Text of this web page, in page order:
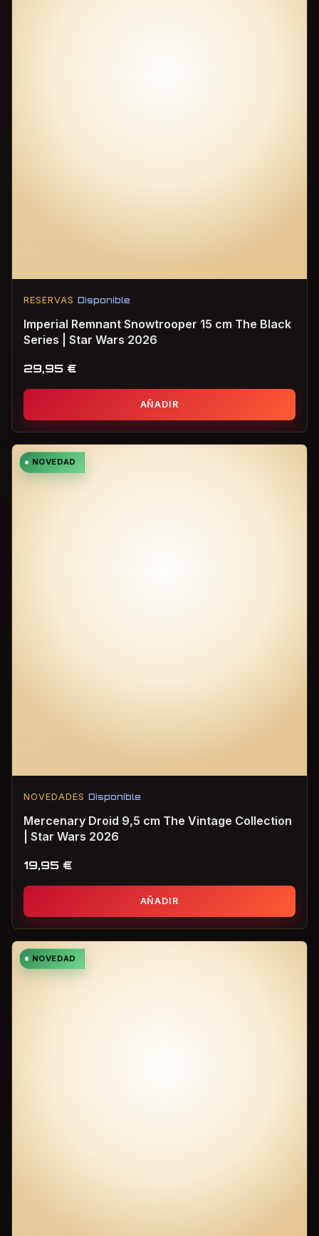
RESERVAS Disponible
Imperial Remnant Snowtrooper 15 cm The Black
Series | Star Wars 2026
29,95 €
AÑADIR
NOVEDAD
NOVEDADES Disponible
Mercenary Droid 9,5 cm The Vintage Collection
| Star Wars 2026
19,95 €
AÑADIR
NOVEDAD